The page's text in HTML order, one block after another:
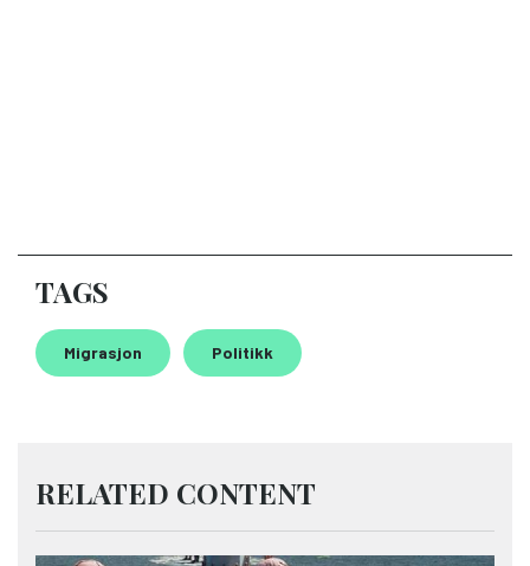
TAGS
Migrasjon Politikk
RELATED CONTENT